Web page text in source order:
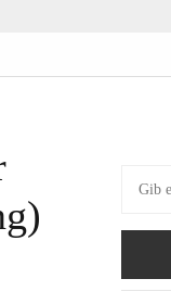
nach: